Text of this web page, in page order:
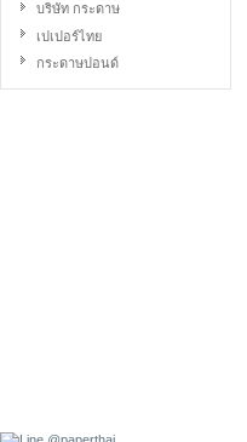
บริษัท กระดาษ
เปเปอร์ไทย
กระดาษปอนด์